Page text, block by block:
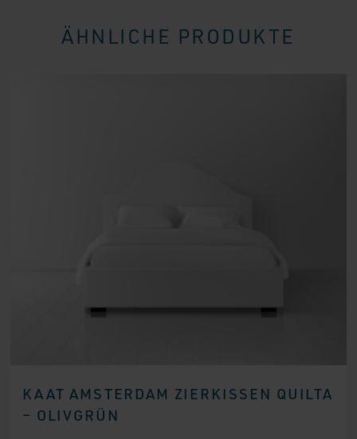
ÄHNLICHE PRODUKTE
KAAT AMSTERDAM ZIERKISSEN QUILTA
– OLIVGRÜN